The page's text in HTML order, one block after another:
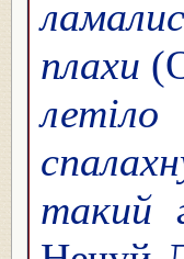
плахи
такий